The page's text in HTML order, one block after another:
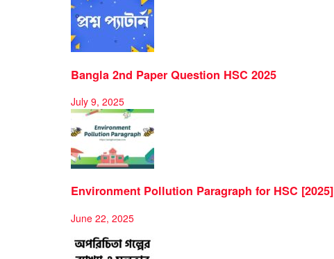
Bangla 2nd Paper Question HSC 2025
July 9, 2025
Environment Pollution Paragraph for HSC [2025]
June 22, 2025